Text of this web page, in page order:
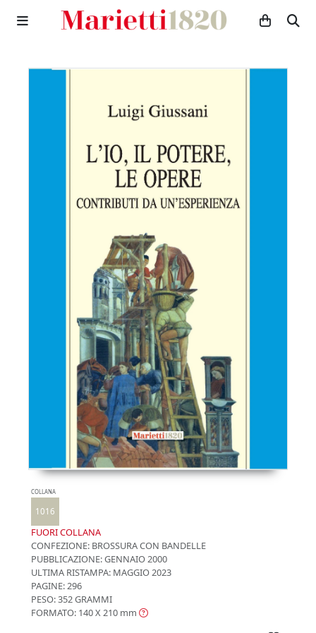
COLLANA
1016
FUORI COLLANA
CONFEZIONE: BROSSURA CON BANDELLE
PUBBLICAZIONE:GENNAIO 2000
ULTIMA RISTAMPA: MAGGIO 2023
PAGINE: 296
PESO: 352 GRAMMI
FORMATO: 140 X 210 mm